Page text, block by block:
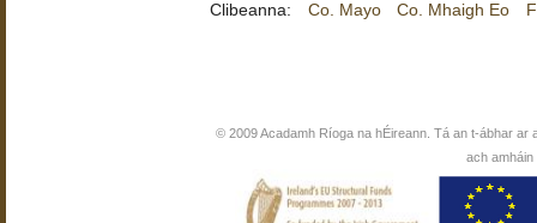
Clibeanna: Co. Mayo Co. Mhaigh Eo
© 2009 Acadamh Ríoga na hÉireann. Tá an t-ábhar ar
ach amháin